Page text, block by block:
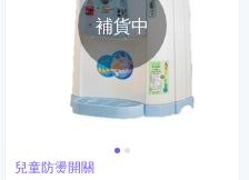
補貨中
兒童防燙開關